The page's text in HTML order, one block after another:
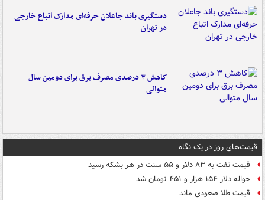
دستگیری باند جاعلان حرفه‌ای مدارک اتباع خارجی
در تهران
کاهش ۳ درصدی مصرف برق برای دومین سال
متوالی
قیمت‌های روز در یک نگاه
قیمت نفت به ۸۳ دلار و ۵۵ سنت در هر بشکه رسید
حواله دلار ۱۵۴ هزار و ۴۵۱ تومان شد
قیمت طلا صعودی ماند